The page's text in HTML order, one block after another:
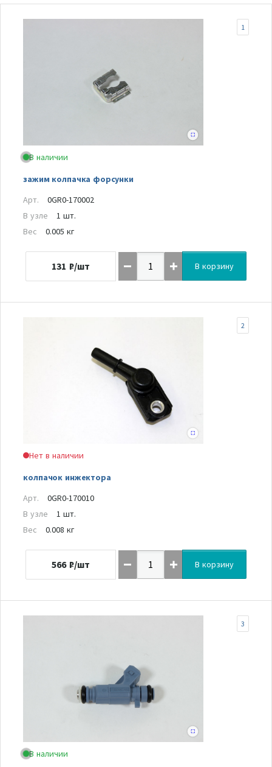
В наличии
зажим колпачка форсунки
1
Арт.
0GR0-170002
В узле
1 шт.
Вес
0.005 кг
131 ₽/шт В корзину
Нет в наличии
колпачок инжектора
2
Арт.
0GR0-170010
В узле
1 шт.
Вес
0.008 кг
566 ₽/шт В корзину
В наличии
3